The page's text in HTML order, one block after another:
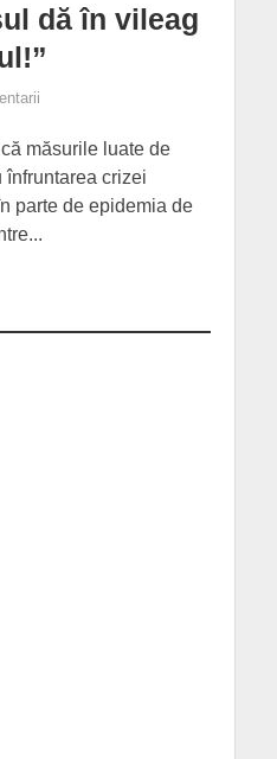
dă în vileag
măsurile luate de
înfruntarea crizei
parte de epidemia de